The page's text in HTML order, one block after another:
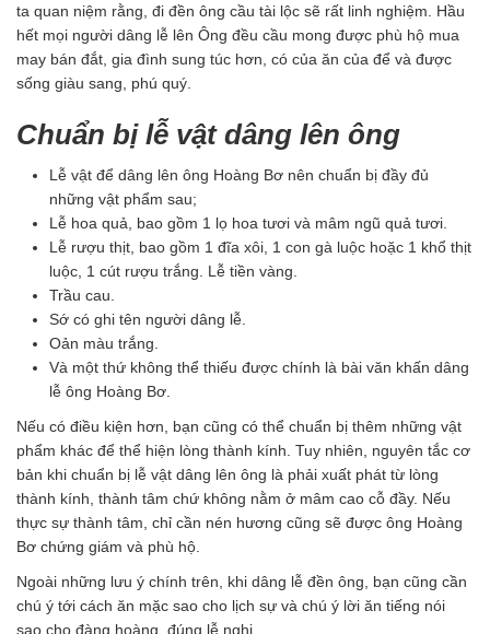
ta quan niệm rằng, đi đền ông cầu tài lộc sẽ rất linh nghiệm. Hầu
hết mọi người dâng lễ lên Ông đều cầu mong được phù hộ mua
may bán đắt, gia đình sung túc hơn, có của ăn của để và được
sống giàu sang, phú quý.
Chuẩn bị lễ vật dâng lên ông
Lễ vật để dâng lên ông Hoàng Bơ nên chuẩn bị đầy đủ
những vật phẩm sau;
Lễ hoa quả, bao gồm 1 lọ hoa tươi và mâm ngũ quả tươi.
Lễ rượu thịt, bao gồm 1 đĩa xôi, 1 con gà luộc hoặc 1 khổ thịt
luộc, 1 cút rượu trắng. Lễ tiền vàng.
Trầu cau.
Sớ có ghi tên người dâng lễ.
Oản màu trắng.
Và một thứ không thể thiếu được chính là bài văn khấn dâng
lễ ông Hoàng Bơ.
Nếu có điều kiện hơn, bạn cũng có thể chuẩn bị thêm những vật
phẩm khác để thể hiện lòng thành kính. Tuy nhiên, nguyên tắc cơ
bản khi chuẩn bị lễ vật dâng lên ông là phải xuất phát từ lòng
thành kính, thành tâm chứ không nằm ở mâm cao cỗ đầy. Nếu
thực sự thành tâm, chỉ cần nén hương cũng sẽ được ông Hoàng
Bơ chứng giám và phù hộ.
Ngoài những lưu ý chính trên, khi dâng lễ đền ông, bạn cũng cần
chú ý tới cách ăn mặc sao cho lịch sự và chú ý lời ăn tiếng nói
sao cho đàng hoàng, đúng lễ nghi.